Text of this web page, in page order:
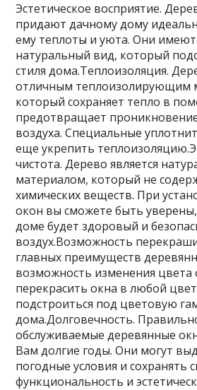
Эстетическое восприятие.
придают дачному дому
ему теплоты и уюта. Они имеют
натуральный вид, который
стиля дома.Теплоизоляция.
отличным теплоизолирующим
который сохраняет тепло в
предотвращает
воздуха. Специальные
еще укрепить
чистота. Дерево является
материалом, который не
химических веществ. При
окон вы сможете быть
доме будет здоровый и
воздух.Возможность
главных преимуществ
возможность изменения
перекрасить окна в любой
подстроиться под цветовую
дома.Долговечность.
обслуживаемые деревянные
Вам долгие годы. Они могут
погодные условия и сохранять
функциональность и